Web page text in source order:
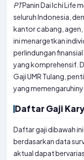
PTPanin Dai Ichi Life
seluruh Indonesia,
kantor cabang, agen,
ini menargetkan
perlindungan
yang komprehensif.
Gaji UMR Tulang,
yang
Daftar Gaji
Daftar gaji dibawah
berdasarkan data
aktual dapat